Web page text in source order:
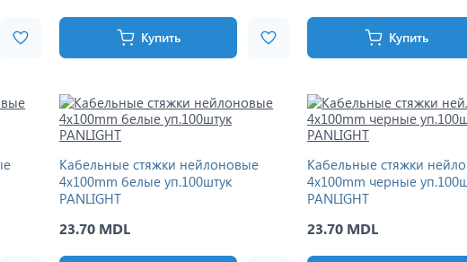
Купить Купить
Кабельные стяжки нейлоновые
4x100mm белые уп.100штук
PANLIGHT
23.70 MDL
Кабельные стяжки
4x100mm черные
PANLIGHT
23.70 MDL